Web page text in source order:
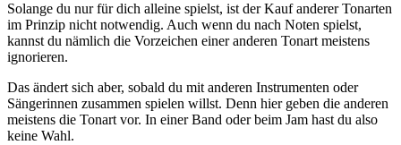
Solange du nur für dich alleine spielst, ist der Kauf anderer Tonarten
im Prinzip nicht notwendig. Auch wenn du nach Noten spielst,
kannst du nämlich die Vorzeichen einer anderen Tonart meistens
ignorieren.
Das ändert sich aber, sobald du mit anderen Instrumenten oder
Sängerinnen zusammen spielen willst. Denn hier geben die anderen
meistens die Tonart vor. In einer Band oder beim Jam hast du also
keine Wahl.